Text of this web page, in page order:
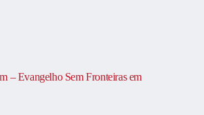
– Evangelho Sem Fronteiras em